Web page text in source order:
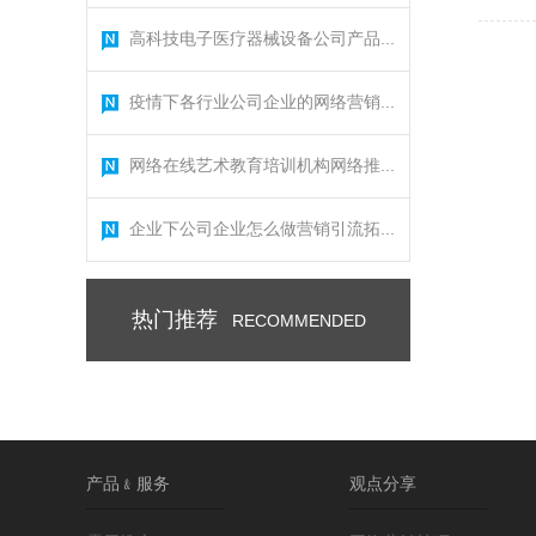
高科技电子医疗器械设备公司产品...
疫情下各行业公司企业的网络营销...
网络在线艺术教育培训机构网络推...
企业下公司企业怎么做营销引流拓...
热门推荐 RECOMMENDED
产品﹠服务 观点分享